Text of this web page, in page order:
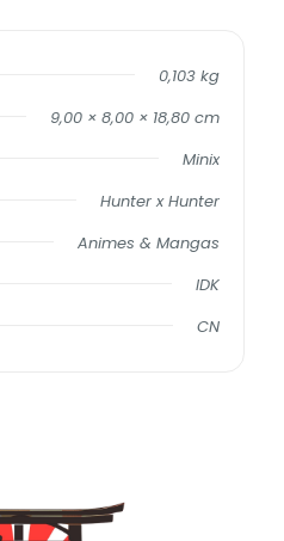
0,103 kg
9,00 × 8,00 × 18,80 cm
Minix
Hunter x Hunter
Animes & Mangas
IDK
CN